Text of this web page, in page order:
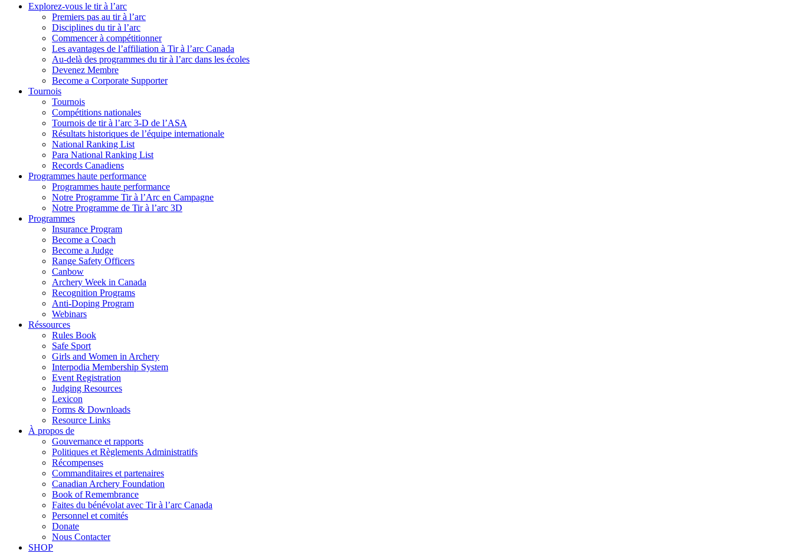
Explorez-vous le tir à l’arc
Premiers pas au tir à l’arc
Disciplines du tir à l’arc
Commencer à compétitionner
Les avantages de l’affiliation à Tir à l’arc Canada
Au-delà des programmes du tir à l’arc dans les écoles
Devenez Membre
Become a Corporate Supporter
Tournois
Tournois
Compétitions nationales
Tournois de tir à l’arc 3-D de l’ASA
Résultats historiques de l’équipe internationale
National Ranking List
Para National Ranking List
Records Canadiens
Programmes haute performance
Programmes haute performance
Notre Programme Tir à l’Arc en Campagne
Notre Programme de Tir à l’arc 3D
Programmes
Insurance Program
Become a Coach
Become a Judge
Range Safety Officers
Canbow
Archery Week in Canada
Recognition Programs
Anti-Doping Program
Webinars
Réssources
Rules Book
Safe Sport
Girls and Women in Archery
Interpodia Membership System
Event Registration
Judging Resources
Lexicon
Forms & Downloads
Resource Links
À propos de
Gouvernance et rapports
Politiques et Règlements Administratifs
Récompenses
Commanditaires et partenaires
Canadian Archery Foundation
Book of Remembrance
Faites du bénévolat avec Tir à l’arc Canada
Personnel et comités
Donate
Nous Contacter
SHOP